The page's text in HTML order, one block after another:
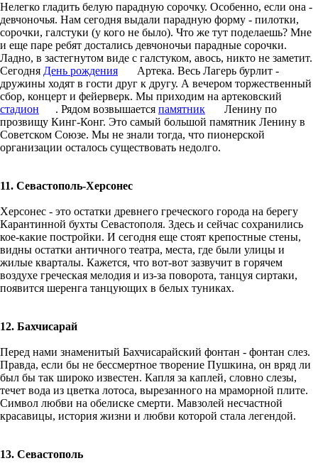
Нелегко гладить белую парадную сорочку. Особенно, если она -
девчоночья. Нам сегодня выдали парадную форму - пилотки,
сорочки, галстуки (у кого не было). Что же тут поделаешь? Мне
и еще паре ребят достались девчоночьи парадные сорочки.
Ладно, в застегнутом виде с галстуком, авось, никто не заметит.
Сегодня День рождения
Артека. Весь Лагерь бурлит -
дружины ходят в гости друг к другу. А вечером торжественный
сбор, концерт и фейерверк. Мы приходим на артековский
стадион
. Рядом возвышается памятник
Ленину по
прозвищу Кинг-Конг. Это самый большой памятник Ленину в
Советском Союзе. Мы не знали тогда, что пионерской
организации осталось существовать недолго.
11. Севастополь-Херсонес
Херсонес - это остатки древнего греческого города на берегу
Карантинной бухты Севастополя. Здесь и сейчас сохранились
кое-какие постройки. И сегодня еще стоят крепостные стены,
видны остатки античного театра, места, где были улицы и
жилые кварталы. Кажется, что вот-вот зазвучит в горячем
воздухе греческая мелодия и из-за поворота, танцуя сиртаки,
появится шеренга танцующих в белых туниках.
12. Бахчисарай
Перед нами знаменитый Бахчисарайский фонтан - фонтан слез.
Правда, если бы не бессмертное творение Пушкина, он вряд ли
был бы так широко известен. Капля за каплей, словно слезы,
течет вода из цветка лотоса, вырезанного на мраморной плите.
Символ любви на обелиске смерти. Мавзолей несчастной
красавицы, история жизни и любви которой стала легендой.
13. Севастополь